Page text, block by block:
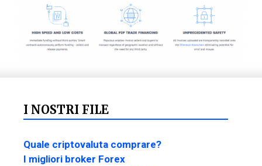
I NOSTRI FILE
Quale criptovaluta comprare?
I migliori broker Forex